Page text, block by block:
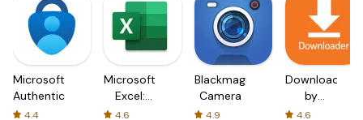
Microsoft
Authenticator
4.4
Microsoft
Excel:
Spreadsheets
4.6
Blackmagic
Camera
4.9
Downloader
by
AFTVnews
4.6